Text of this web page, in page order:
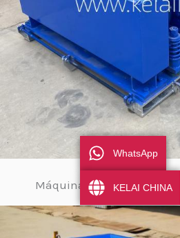
Máquina para fabricar
WhatsApp
KELAI CHINA